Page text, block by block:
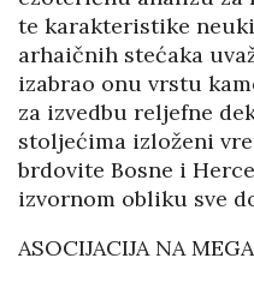
te karakteristike
arhaičnih stećaka
izabrao onu vrstu
za izvedbu reljefne
stoljećima izloženi
brdovite Bosne i
izvornom obliku sve
ASOCIJACIJA NA